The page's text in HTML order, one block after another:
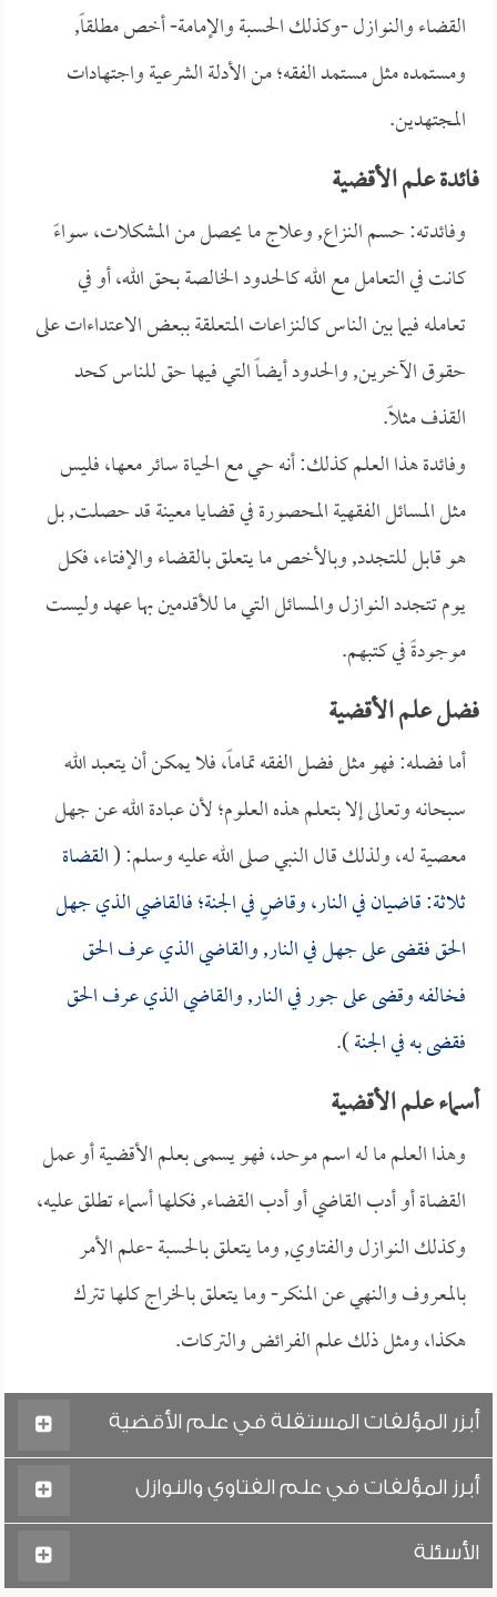
القضاء والنوازل -وكذلك الحسبة والإمامة- أخص مطلقاً,
ومستمده مثل مستمد الفقه؛ من الأدلة الشرعية واجتهادات
المجتهدين.
فائدة علم الأقضية
وفائدته: حسم النزاع, وعلاج ما يحصل من المشكلات، سواءً
كانت في التعامل مع الله كالحدود الخالصة بحق الله، أو في
تعامله فيما بين الناس كالنزاعات المتعلقة ببعض الاعتداءات على
حقوق الآخرين, والحدود أيضاً التي فيها حق للناس كحد
القذف مثلاً.
وفائدة هذا العلم كذلك: أنه حي مع الحياة سائر معها، فليس
مثل المسائل الفقهية المحصورة في قضايا معينة قد حصلت, بل
هو قابل للتجدد, وبالأخص ما يتعلق بالقضاء والإفتاء، فكل
يوم تتجدد النوازل والمسائل التي ما للأقدمين بها عهد وليست
موجودةً في كتبهم.
فضل علم الأقضية
أما فضله: فهو مثل فضل الفقه تماماً، فلا يمكن أن يتعبد الله
سبحانه وتعالى إلا بتعلم هذه العلوم؛ لأن عبادة الله عن جهل
معصية له، ولذلك قال النبي صلى الله عليه وسلم: (القضاة
ثلاثة: قاضيان في النار، وقاضٍ في الجنة؛ فالقاضي الذي جهل
الحق فقضى على جهل في النار, والقاضي الذي عرف الحق
فخالفه وقضى على جور في النار, والقاضي الذي عرف الحق
فقضى به في الجنة).
أسماء علم الأقضية
وهذا العلم ما له اسم موحد، فهو يسمى بعلم الأقضية أو عمل
القضاة أو أدب القاضي أو أدب القضاء, فكلها أسماء تطلق عليه،
وكذلك النوازل والفتاوي, وما يتعلق بالحسبة -علم الأمر
بالمعروف والنهي عن المنكر- وما يتعلق بالخراج كلها تترك
هكذا، ومثل ذلك علم الفرائض والتركات.
أبزر المؤلفات المستقلة في علم الأقضية
أبرز المؤلفات في علم الفتاوي والنوازل
الأسئلة